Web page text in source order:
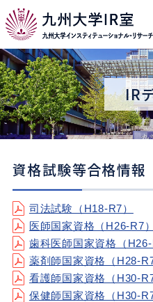
IR
資格試験等合格情報
司法試験（H18-R7）
医師国家資格（H26-R7）
歯科医師国家資格（H26-
薬剤師国家資格（H28-R7
看護師国家資格（H30-R7
保健師国家資格（H30-R7